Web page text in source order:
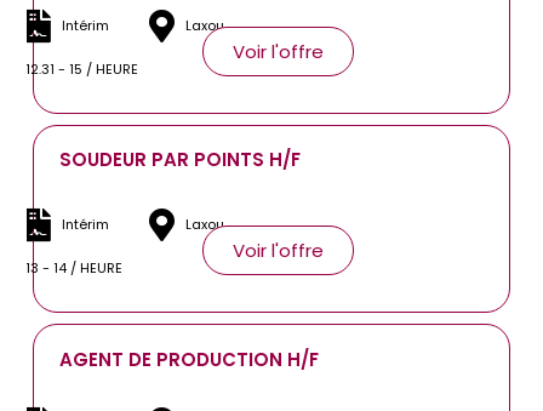
Intérim Laxou
12.31 - 15 / HEURE
Voir l'offre
SOUDEUR PAR POINTS H/F
Intérim Laxou
13 - 14 / HEURE
Voir l'offre
AGENT DE PRODUCTION H/F